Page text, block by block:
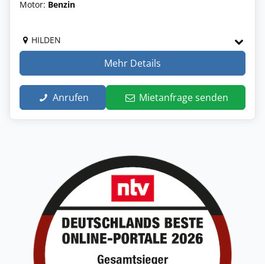
Motor: Benzin
HILDEN
Mehr Details
Anrufen Mietanfrage senden